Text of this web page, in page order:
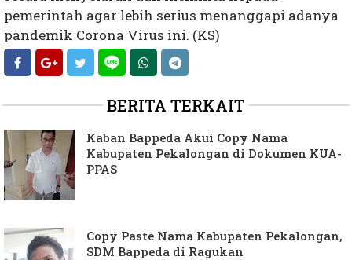
pemerintah agar lebih serius menanggapi adanya
pandemik Corona Virus ini. (KS)
BERITA TERKAIT
Kaban Bappeda Akui Copy Nama
Kabupaten Pekalongan di Dokumen KUA-
PPAS
Copy Paste Nama Kabupaten Pekalongan,
SDM Bappeda di Ragukan